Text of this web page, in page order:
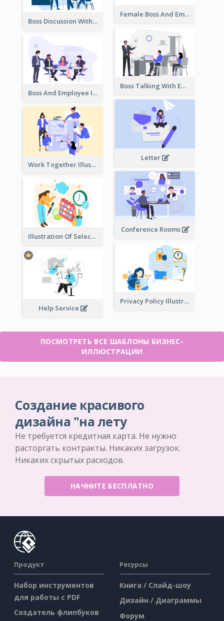
Female Boss And Employee Illustration
Boss Discussion With Employee Illustration
Boss Talking With Employee Illustration
Boss And Employee Illustration
Letter
Work Together Illustration
Conference Rooms
Illustration Of Select Date & Time
Privacy Policy Illustration
Help Service
ПОСМОТРЕТЬ ВСЕ ШАБЛОНЫ БИЗНЕС-
ИЛЛЮСТРАЦИИ
Создание красивого
дизайна "на лету
Не требуется кредитная карта. Не нужно
расторгать контракты. Никаких загрузок.
Никаких скрытых расходов.
НАЧНИТЕ БЕСПЛАТНО
Продукт
Набор инструментов
для работы с PDF
Создатель флипбуков
Ресурсы
Книга / Слайд-шоу
Дизайн / Диаграммы
Форум